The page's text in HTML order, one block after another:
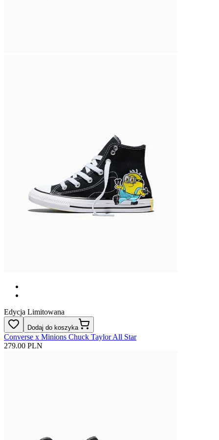
Edycja Limitowana
Dodaj do koszyka
Converse x Minions Chuck Taylor All Star
279.00 PLN